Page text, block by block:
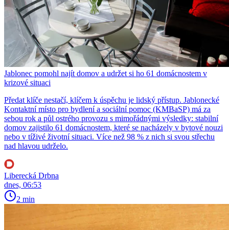
Jablonec pomohl najít domov a udržet si ho 61 domácnostem v
krizové situaci
Předat klíče nestačí, klíčem k úspěchu je lidský přístup. Jablonecké
Kontaktní místo pro bydlení a sociální pomoc (KMBaSP) má za
sebou rok a půl ostrého provozu s mimořádnými výsledky: stabilní
domov zajistilo 61 domácnostem, které se nacházely v bytové nouzi
nebo v tíživé životní situaci. Více než 98 % z nich si svou střechu
nad hlavou udrželo.
Liberecká Drbna
dnes, 06:53
2 min